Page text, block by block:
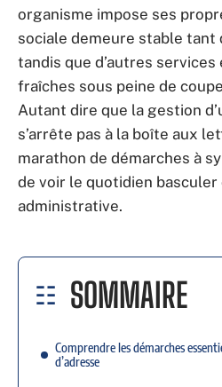
organisme impose ses
sociale demeure stable tant
tandis que d’autres
fraîches sous peine de
Autant dire que la gestion
s’arrête pas à la boîte aux
marathon de démarches à
de voir le quotidien basculer
administrative.
SOMMAIRE
Comprendre les démarches
d’adresse